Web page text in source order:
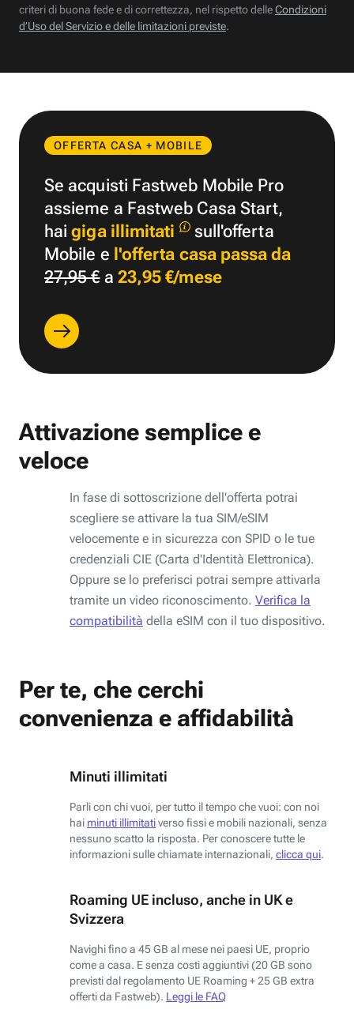
criteri di buona fede e di correttezza, nel rispetto delleCondizioni
d’Uso del Servizio e delle limitazioni previste.
OFFERTA CASA + MOBILE
Se acquisti Fastweb Mobile Pro
assieme a Fastweb Casa Start,
haigiga illimitati
sull'offerta
Mobile e l'offerta casa passa da
27,95 €a 23,95 €/mese
Attivazione semplice e
veloce
In fase di sottoscrizione dell'offerta potrai
scegliere se attivare la tua SIM/eSIM
velocemente e in sicurezza con SPID o le tue
credenziali CIE (Carta d'Identità Elettronica).
Oppure se lo preferisci potrai sempre attivarla
tramite un video riconoscimento. Verifica la
compatibilità della eSIM con il tuo dispositivo.
Per te, che cerchi
convenienza e affidabilità
Minuti illimitati
Parli con chi vuoi, per tutto il tempo che vuoi: con noi
hai minuti illimitativerso fissi e mobili nazionali, senza
nessuno scatto la risposta. Per conoscere tutte le
informazioni sulle chiamate internazionali, clicca qui.
Roaming UE incluso, anche in UK e
Svizzera
Navighi fino a 45 GB al mese nei paesi UE, proprio
come a casa. E senza costi aggiuntivi (20 GB sono
previsti dal regolamento UE Roaming + 25 GB extra
offerti da Fastweb). Leggi le FAQ